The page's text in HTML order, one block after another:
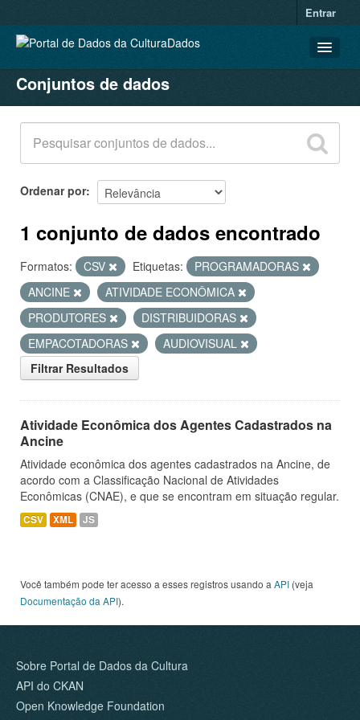
Entrar
CONJUNTOS DE DADOS
ORGANIZAÇÕES
GRUPOS
SOBRE
Conjuntos de dados
Ordenar por
1 conjunto de dados encontrado
Formatos: CSV Etiquetas:
PROGRAMADORAS
ANCINE
ATIVIDADE ECONÔMICA
PRODUTORES
DISTRIBUIDORAS
EMPACOTADORAS
AUDIOVISUAL
Filtrar Resultados
Atividade Econômica dos Agentes Cadastrados na
Ancine
Atividade econômica dos agentes cadastrados na Ancine, de
acordo com a Classificação Nacional de Atividades
Econômicas (CNAE), e que se encontram em situação regular.
CSV XML JS
Você também pode ter acesso a esses registros usando a API (veja
Documentação da API).
Sobre Portal de Dados da Cultura
API do CKAN
Open Knowledge Foundation